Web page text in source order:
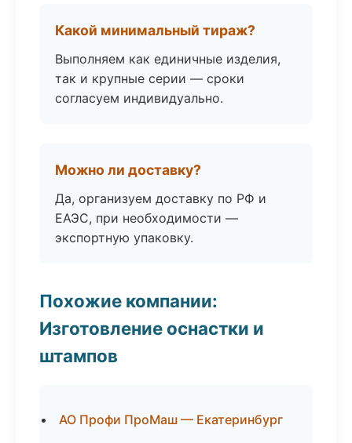
Какой минимальный тираж?
Выполняем как единичные изделия,
так и крупные серии — сроки
согласуем индивидуально.
Можно ли доставку?
Да, организуем доставку по РФ и
ЕАЭС, при необходимости —
экспортную упаковку.
Похожие компании:
Изготовление оснастки и
штампов
АО Профи ПроМаш — Екатеринбург